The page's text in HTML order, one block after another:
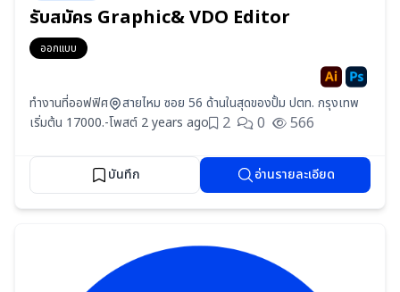
รับสมัคร Graphic& VDO Editor
ออกแบบ
ทำงานที่ออฟฟิศ
สายไหม ซอย 56 ด้านในสุดของปั้ม ปตท. กรุงเทพ
เริ่มต้น 17000.-โพสต์ 2 years ago 2 0 566
บันทึก อ่านรายละเอียด